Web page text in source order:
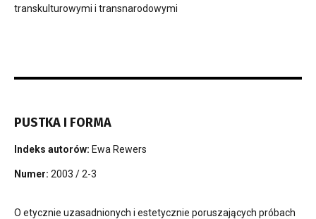
transkulturowymi i transnarodowymi
PUSTKA I FORMA
Indeks autorów: Ewa Rewers
Numer: 2003 / 2-3
O etycznie uzasadnionych i estetycznie poruszających próbach